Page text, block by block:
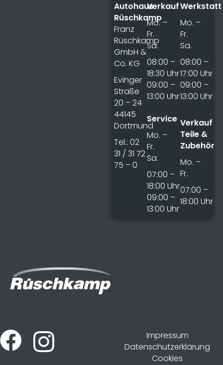
Autohaus
Rüschkamp
Franz
Rüschkamp
GmbH &
Co. KG
Evinger
Straße
20 – 24
44145
Dortmund
Tel.: 02
31 / 31 72
75 – 0
Verkauf
Mo. –
Fr.
Sa.
08:00 –
18:30 Uhr
09:00 –
13:00 Uhr
Service
Mo. –
Fr.
Sa.
07:00 –
18:00 Uhr
09:00 –
13:00 Uhr
Werkstatt
Mo. –
Fr.
Sa.
08:00 –
17:00 Uhr
09:00 –
13:00 Uhr
Verkauf
Teile &
Zubehör
Mo. –
Fr.
07:00 –
18:00 Uhr
Impressum
Datenschutzerklärung
Cookies